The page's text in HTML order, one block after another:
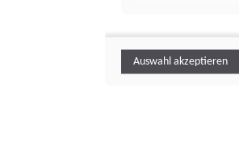
Auswahl akzeptieren